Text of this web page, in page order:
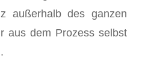
außerhalb des ganzen
aus dem Prozess selbst